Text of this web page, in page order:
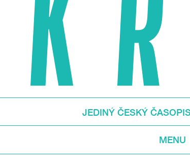
JEDINÝ ČESKÝ
MENU